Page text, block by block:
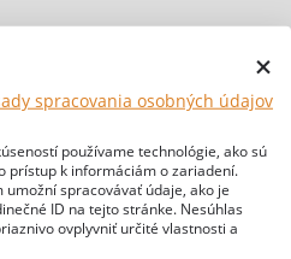
spracovania osobných údajov
používame technológie, ako sú
prístup k informáciám o zariadení.
spracovávať údaje, ako je
ID na tejto stránke. Nesúhlas
ovplyvniť určité vlastnosti a